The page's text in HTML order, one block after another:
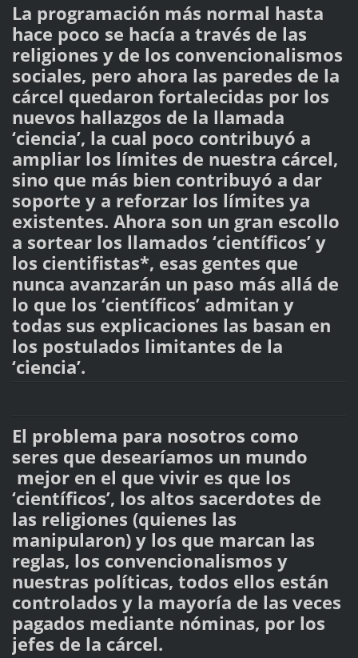
La programación más normal hasta
hace poco se hacía a través de las
religiones y de los convencionalismos
sociales, pero ahora las paredes de la
cárcel quedaron fortalecidas por los
nuevos hallazgos de la llamada
‘ciencia’, la cual poco contribuyó a
ampliar los límites de nuestra cárcel,
sino que más bien contribuyó a dar
soporte y a reforzar los límites ya
existentes. Ahora son un gran escollo
a sortear los llamados ‘científicos’ y
los cientifistas*, esas gentes que
nunca avanzarán un paso más allá de
lo que los ‘científicos’ admitan y
todas sus explicaciones las basan en
los postulados limitantes de la
‘ciencia’.
El problema para nosotros como
seres que desearíamos un mundo
mejor en el que vivir es que los
‘científicos’, los altos sacerdotes de
las religiones (quienes las
manipularon) y los que marcan las
reglas, los convencionalismos y
nuestras políticas, todos ellos están
controlados y la mayoría de las veces
pagados mediante nóminas, por los
jefes de la cárcel.